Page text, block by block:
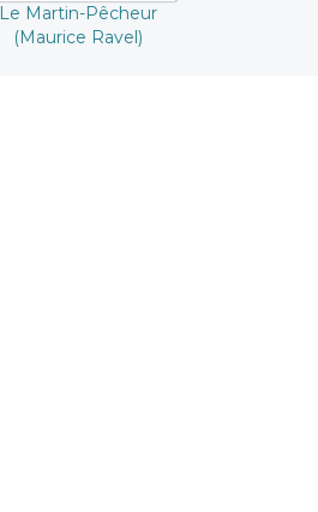
Le Martin-Pêcheur
(Maurice Ravel)